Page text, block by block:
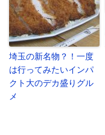
埼玉の新名物？！一度
は行ってみたいインパ
クト大のデカ盛りグル
メ